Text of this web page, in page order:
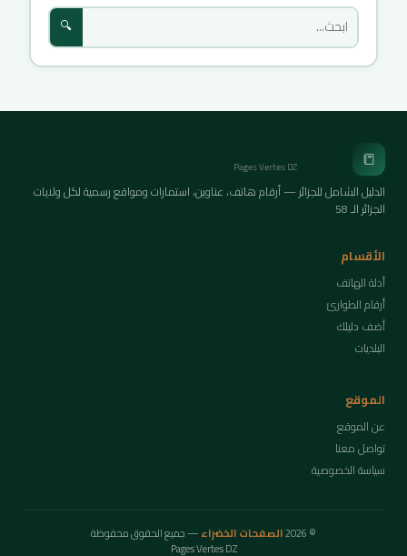
🔍
📒
Pages Vertes DZ
الدليل الشامل للجزائر — أرقام هاتف، عناوين، استمارات ومواقع رسمية لكل ولايات
الجزائر الـ 58
الأقسام
أدلة الهاتف
أرقام الطوارئ
أضف دليلك
البلديات
الموقع
عن الموقع
تواصل معنا
سياسة الخصوصية
© 2026 الصفحات الخضراء— جميع الحقوق محفوظة
Pages Vertes DZ